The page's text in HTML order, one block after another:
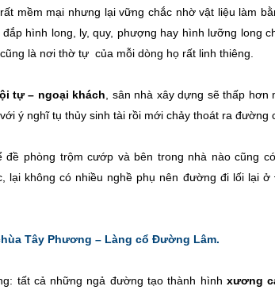
mềm mại nhưng lại vững chắc nhờ vật liệu làm
hình long, ly, quy, phượng hay hình lưỡng long
là nơi thờ tự của mỗi dòng họ rất linh thiêng.
tự – ngoại khách , sân nhà xây dựng sẽ thấp hơn
ý nghĩ tụ thủy sinh tài rồi mới chảy thoát ra đường
phòng trộm cướp và bên trong nhà nào cũng
lại không có nhiều nghề phụ nên đường đi lối lại
Tây Phương – Làng cổ Đường Lâm.
tất cả những ngả đường tạo thành hình xương